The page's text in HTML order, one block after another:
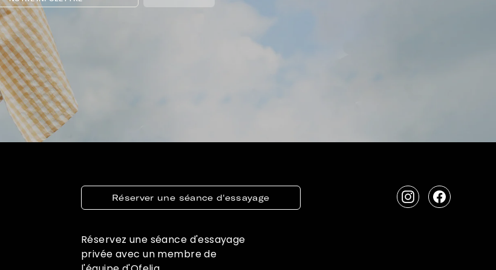
Réserver une séance d'essayage
Réservez une séance d'essayage
privée avec un membre de
InstagramFacebook